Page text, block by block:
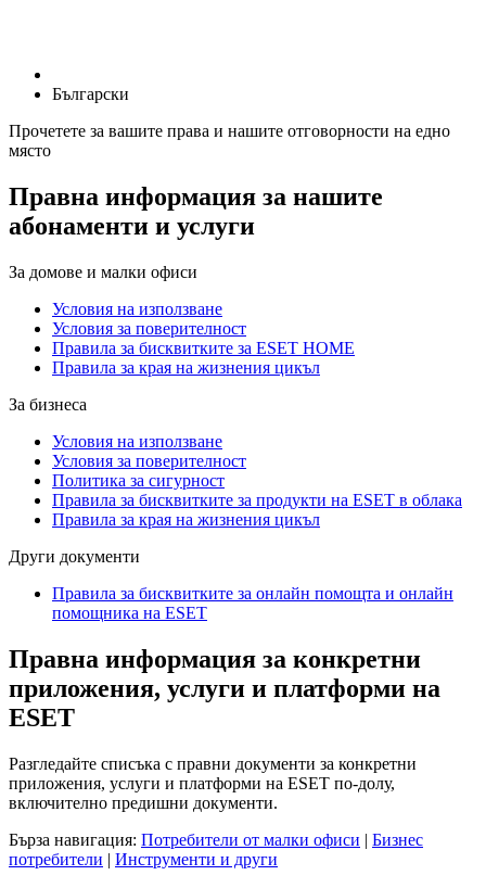
Български
Прочетете за вашите права и нашите отговорности на едно
място
Правна информация за нашите
абонаменти и услуги
За домове и малки офиси
Условия на използване
Условия за поверителност
Правила за бисквитките за ESET HOME
Правила за края на жизнения цикъл
За бизнеса
Условия на използване
Условия за поверителност
Политика за сигурност
Правила за бисквитките за продукти на ESET в облака
Правила за края на жизнения цикъл
Други документи
Правила за бисквитките за онлайн помощта и онлайн
помощника на ESET
Правна информация за конкретни
приложения, услуги и платформи на
ESET
Разгледайте списъка с правни документи за конкретни
приложения, услуги и платформи на ESET по-долу,
включително предишни документи.
Бърза навигация: Потребители от малки офиси | Бизнес
потребители | Инструменти и други